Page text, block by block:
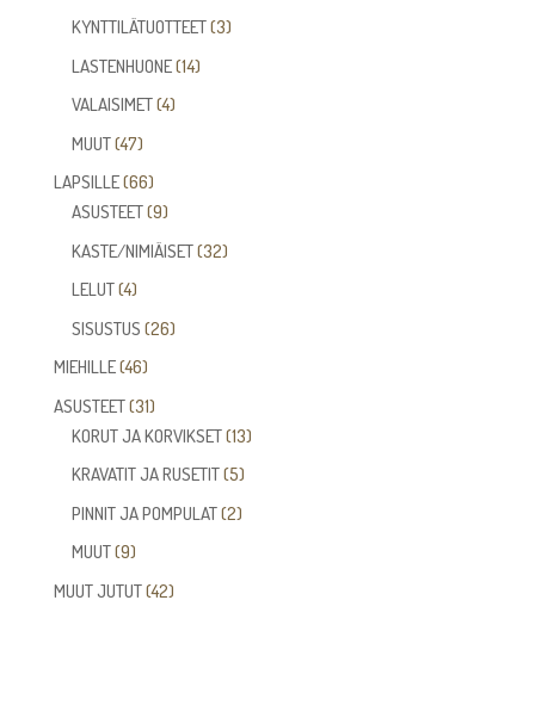
tuotetta
KYNTTILÄTUOTTEET 33
LASTENHUONE 1414
VALAISIMET 44
MUUT 4747
tuotetta
LAPSILLE 6666
tuotetta
ASUSTEET 99
tuotetta
KASTE/NIMIÄISET 3232
LELUT 44
tuotetta
SISUSTUS 2626
MIEHILLE 4646
tuotetta
ASUSTEET 3131
tuotetta
KORUT JA KORVIKSET 1313
KRAVATIT JA RUSETIT 55
tuotetta
PINNIT JA POMPULAT 22
MUUT 99
tuotetta
MUUT JUTUT 4242